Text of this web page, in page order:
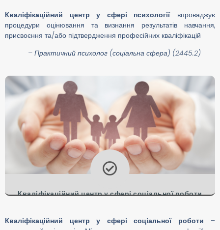
Кваліфікаційний центр у сфері психологіївпроваджує
процедури оцінювання та визнання результатів навчання,
присвоєння та/або підтвердження професійних кваліфікацій
– Практичний психолог (соціальна сфера) (2445.2)
Кваліфікаційний центр у сфері соціальної роботи
соціальної роботи», «Фахівець із раннього втручання»
Кваліфікаційний центр у сфері соціальної роботи –